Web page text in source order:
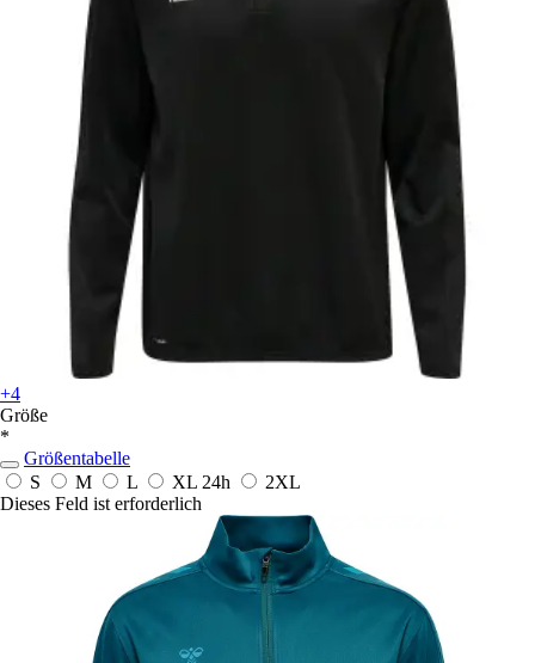
+4
Größe
*
Größentabelle
S
M L XL 24h
2XL
Dieses Feld ist erforderlich